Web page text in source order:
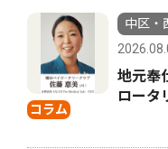
コラム
中区・
地元奉
ロータ